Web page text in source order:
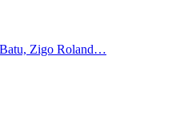
Zigo Roland…